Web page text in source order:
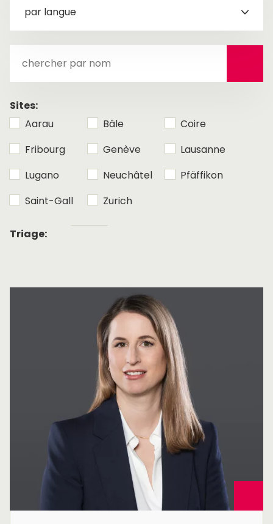
par langue
Sites:
Aarau
Bâle
Coire
Fribourg
Genève
Lausanne
Lugano
Neuchâtel
Pfäffikon
Saint-Gall
Zurich
Triage: